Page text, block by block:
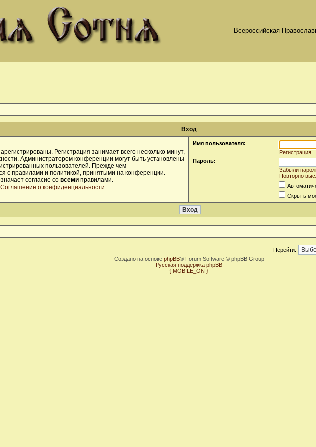
Всероссийская
Вход
Регистрация занимает всего несколько минут,
Администратором конференции могут быть установлены
пользователей. Прежде чем
с правилами и политикой, принятыми на конференции.
согласие со всеми правилами.
Соглашение о конфиденциальности
Имя пользователя:
Регистрация
Пароль:
Забыли
Повторно
Скрыть
Перейти:
Создано на основе phpBB® Forum Software © phpBB Group
Русская поддержка phpBB
{ MOBILE_ON }